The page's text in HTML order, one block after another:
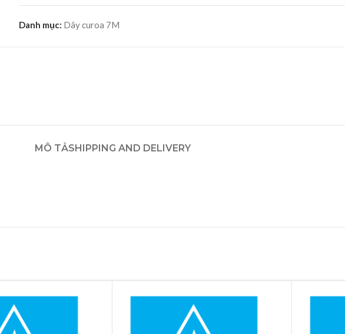
Danh mục: Dây curoa 7M
MÔ TẢSHIPPING AND DELIVERY